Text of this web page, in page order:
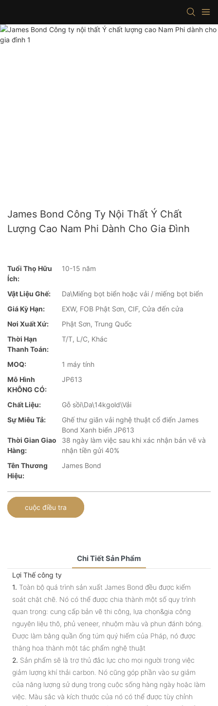
James Bond Công Ty Nội Thất Ý Chất
Lượng Cao Nam Phi Dành Cho Gia Đình
Tuổi Thọ Hữu
Ích:
10-15 năm
Vật Liệu Ghế:
Da\Miếng bọt biển hoặc vải / miếng bọt biển
Giá Kỳ Hạn:
EXW, FOB Phật Sơn, CIF, Cửa đến cửa
Nơi Xuất Xứ:
Phật Sơn, Trung Quốc
Thời Hạn
Thanh Toán:
T/T, L/C, Khác
MOQ:
1 máy tính
Mô Hình
KHÔNG CÓ:
JP613
Chất Liệu:
Gỗ sồi\Da\14kgold\Vải
Sự Miêu Tả:
Ghế thư giãn vải nghệ thuật cổ điển James
Bond Xanh biển JP613
Thời Gian Giao
Hàng:
38 ngày làm việc sau khi xác nhận bản vẽ và
nhận tiền gửi 40%
Tên Thương
Hiệu:
James Bond
cuộc điều tra
Chi Tiết Sản Phẩm
Lợi Thế công ty
1. Toàn bộ quá trình sản xuất James Bond đều được kiểm
soát chặt chẽ. Nó có thể được chia thành một số quy trình
quan trọng: cung cấp bản vẽ thi công, lựa chọn&gia công
nguyên liệu thô, phủ veneer, nhuộm màu và phun đánh bóng.
Được làm bằng quần ống túm quý hiếm của Pháp, nó được
thăng hoa thành một tác phẩm nghệ thuật
2. Sản phẩm sẽ là trợ thủ đắc lực cho mọi người trong việc
giảm lượng khí thải carbon. Nó cũng góp phần vào sự giảm
của năng lượng sử dụng trong cuộc sống hàng ngày hoặc làm
việc. Màu sắc và kích thước của nó có thể được tùy chỉnh